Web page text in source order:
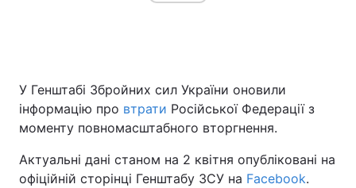
Головна Війна
Україна Політика
Економіка Світ
У Генштабі Збройних сил України оновили
інформацію про втрати Російської Федерації з
моменту повномасштабного вторгнення.
Актуальні дані станом на 2 квітня опубліковані на
офіційній сторінці Генштабу ЗСУ на Facebook.